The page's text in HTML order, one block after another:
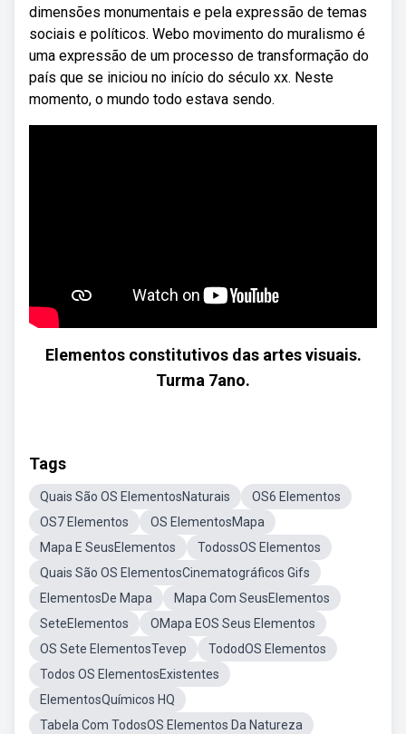
dimensões monumentais e pela expressão de temas
sociais e políticos. Webo movimento do muralismo é
uma expressão de um processo de transformação do
país que se iniciou no início do século xx. Neste
momento, o mundo todo estava sendo.
Elementos constitutivos das artes visuais.
Turma 7ano.
Tags
Quais São OS ElementosNaturais
OS6 Elementos
OS7 Elementos
OS ElementosMapa
Mapa E SeusElementos
TodossOS Elementos
Quais São OS ElementosCinematográficos Gifs
ElementosDe Mapa
Mapa Com SeusElementos
SeteElementos
OMapa EOS Seus Elementos
OS Sete ElementosTevep
TododOS Elementos
Todos OS ElementosExistentes
ElementosQuímicos HQ
Tabela Com TodosOS Elementos Da Natureza